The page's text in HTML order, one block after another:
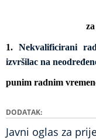
za
1.Nekvalificirani
izvršilac na
punim radnim
DODATAK
Javni oglas za